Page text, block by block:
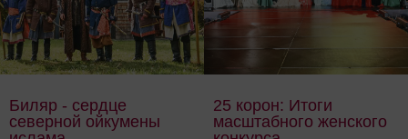
Биляр - сердце
северной ойкумены
25 корон: Итоги
масштабного женского